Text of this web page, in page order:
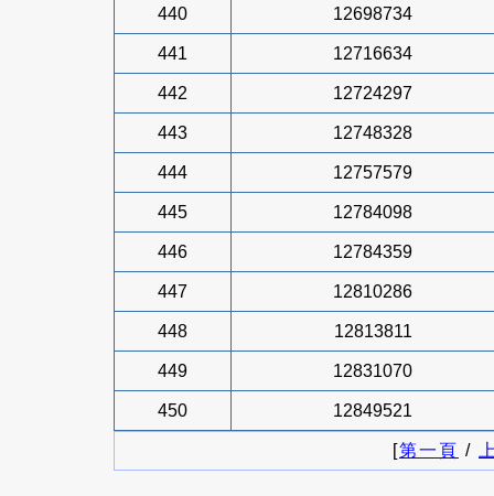
440 12698734
441 12716634
442 12724297
443 12748328
444 12757579
445 12784098
446 12784359
447 12810286
448 12813811
449 12831070
450 12849521
[第一頁 /